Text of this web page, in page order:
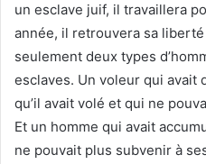
un esclave juif, il travaillera
année, il retrouvera sa
seulement deux types
esclaves. Un voleur qui avait
qu’il avait volé et qui ne
Et un homme qui avait
ne pouvait plus subvenir à